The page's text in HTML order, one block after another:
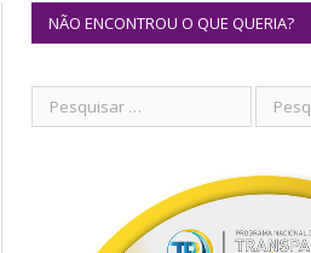
NÃO ENCONTROU O QUE QUERIA?